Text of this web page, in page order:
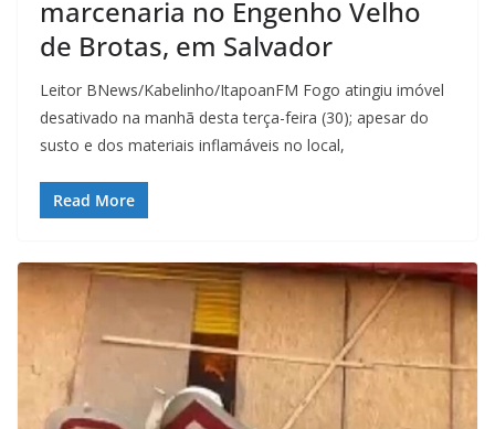
marcenaria no Engenho Velho
de Brotas, em Salvador
Leitor BNews/Kabelinho/ItapoanFM Fogo atingiu imóvel
desativado na manhã desta terça-feira (30); apesar do
susto e dos materiais inflamáveis no local,
Read More